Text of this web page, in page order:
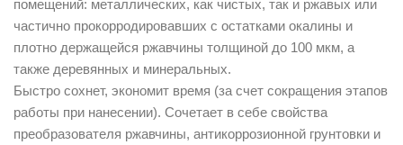
помещений: металлических, как чистых, так и ржавых или
частично прокорродировавших с остатками окалины и
плотно держащейся ржавчины толщиной до 100 мкм, а
также деревянных и минеральных.
Быстро сохнет, экономит время (за счет сокращения этапов
работы при нанесении). Сочетает в себе свойства
преобразователя ржавчины, антикоррозионной грунтовки и